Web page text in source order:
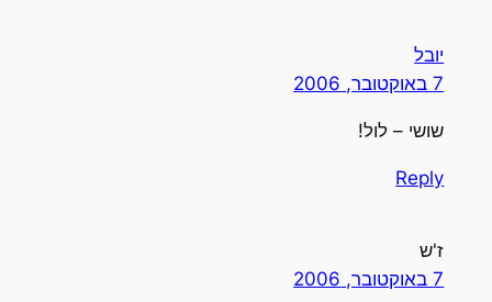
יובל
7 באוקטובר, 2006
שושי – לול!
Reply
ז'ש
7 באוקטובר, 2006